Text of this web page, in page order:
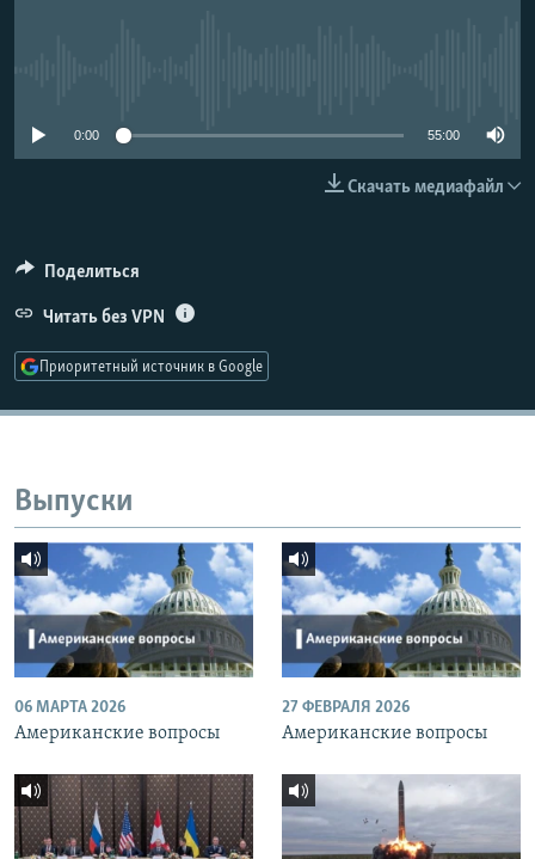
СОЦИАЛЬНЫЕ СЕТИ
0:00 55:00
Скачать медиафайл
Поделиться
Читать без VPN
Приоритетный источник в Google
Выпуски
06 МАРТА 2026
Американские вопросы
27 ФЕВРАЛЯ 2026
Американские вопросы